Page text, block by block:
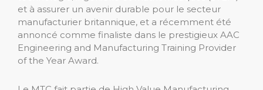
et à assurer un avenir durable pour le secteur
manufacturier britannique, et a récemment été
annoncé comme finaliste dans le prestigieux AAC
Engineering and Manufacturing Training Provider
of the Year Award.